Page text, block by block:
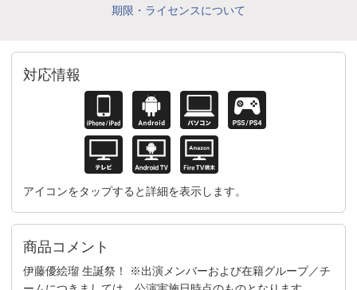
期限・ライセンスについて
対応情報
アイコンをタップすると詳細を表示します。
商品コメント
伊藤優絵瑠 生誕祭！ ※出演メンバーおよび在籍グループ／チ